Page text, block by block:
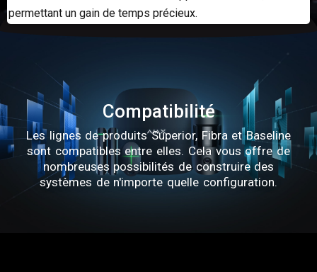
permettant un gain de temps précieux.
Compatibilité
Les lignes de produits Superior, Fibra et Baseline
sont compatibles entre elles. Cela vous offre de
nombreuses possibilités de construire des
systèmes de n'importe quelle configuration.